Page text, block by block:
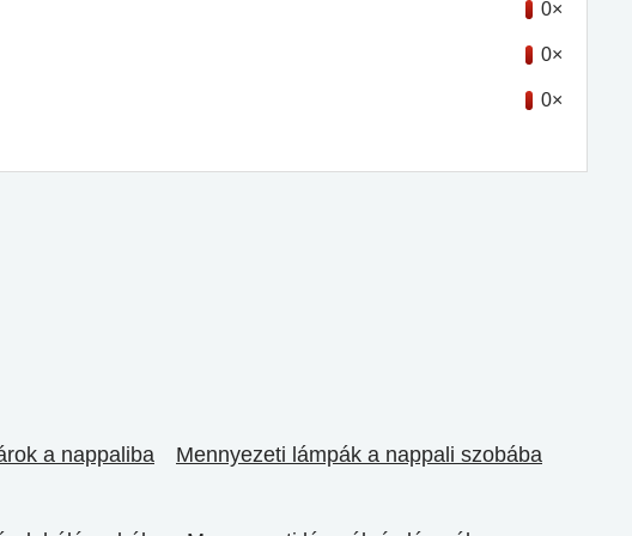
0×
0×
0×
a nappaliba Mennyezeti lámpák a nappali szobába